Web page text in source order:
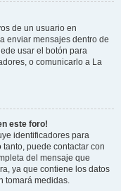
de un usuario en
enviar mensajes dentro de
usar el botón para
o comunicarlo a La
este foro!
identificadores para
puede contactar con
del mensaje que
ya que contiene los datos
tomará medidas.